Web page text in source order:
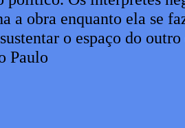
a obra enquanto ela se
o espaço do
Paulo